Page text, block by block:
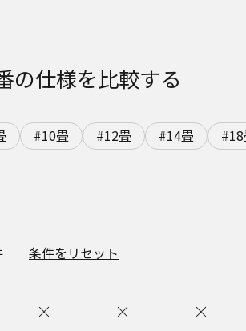
の仕様を比較する
#10畳 #12畳 #14畳
条件をリセット